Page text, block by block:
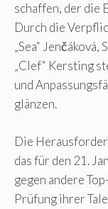
schaffen, der die
Durch die
„Sea“ Jenčáková,
„Clef“ Kersting
und
glänzen.
Die
das für den 21.
gegen andere
Prüfung ihrer